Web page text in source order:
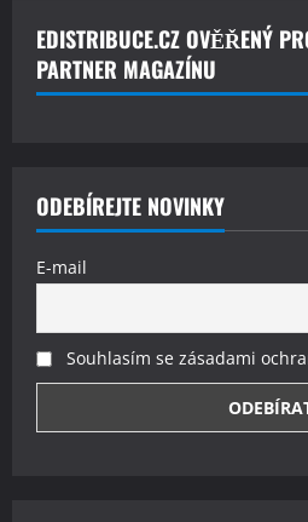
EDISTRIBUCE.CZ OVĚŘENÝ
PARTNER MAGAZÍNU
ODEBÍREJTE NOVINKY
E-mail
Souhlasím se zásadami